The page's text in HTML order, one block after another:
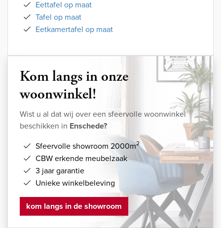
Eettafel op maat
Tafel op maat
Eetkamertafel op maat
Kom langs in onze
woonwinkel!
Wist u al dat wij over een sfeervolle woonwinkel
beschikken in Enschede?
Sfeervolle showroom 2000m2
CBW erkende meubelzaak
3 jaar garantie
Unieke winkelbeleving
kom langs in de showroom